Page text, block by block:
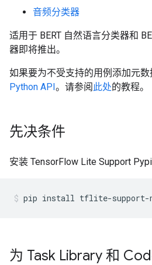
音频分类器
适用于 BERT 自然语言分类器和
器即将推出。
如果要为不受支持的用例添加元数
Python API。请参阅 此处的教程。
先决条件
安装 TensorFlow Lite Support Pypi
pip install tflite-support-
为 Task Library 和